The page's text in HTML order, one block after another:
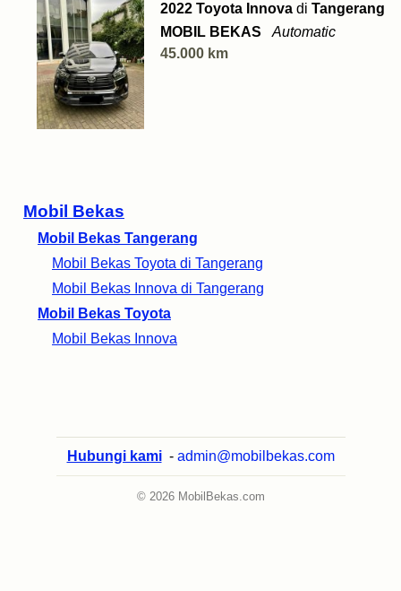
Mobil Bekas
Mobil Bekas Tangerang
Mobil Bekas Toyota di Tangerang
Mobil Bekas Innova di Tangerang
Mobil Bekas Toyota
Mobil Bekas Innova
2022 Toyota Innova di Tangerang
MOBIL BEKAS
Automatic
45.000 km
Hubungi kami - admin@mobilbekas.com
© 2026 MobilBekas.com